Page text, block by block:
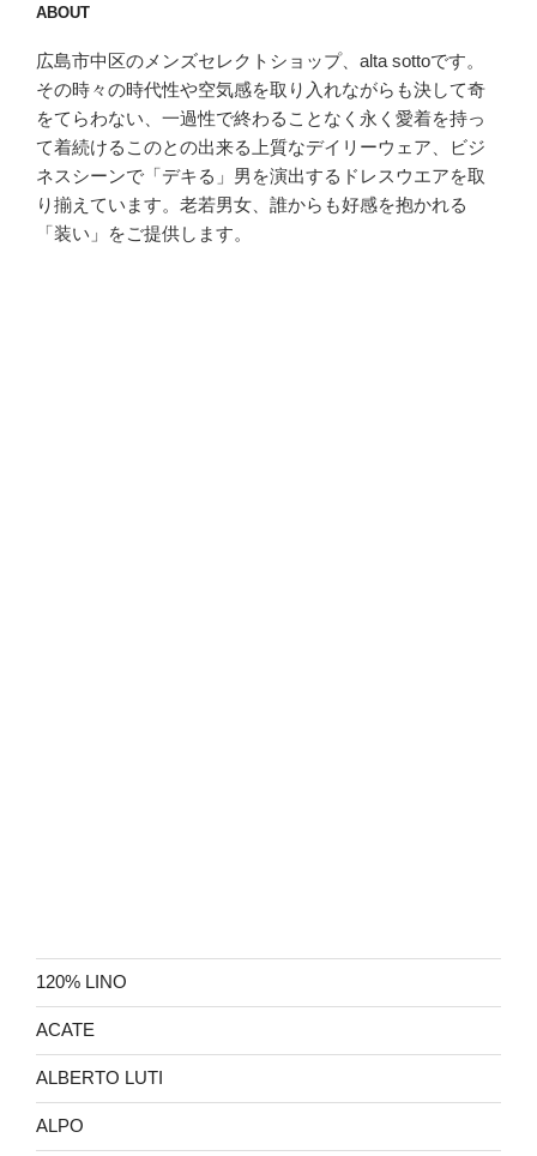
ABOUT
広島市中区のメンズセレクトショップ、alta sottoです。
その時々の時代性や空気感を取り入れながらも決して奇
をてらわない、一過性で終わることなく永く愛着を持っ
て着続けるこのとの出来る上質なデイリーウェア、ビジ
ネスシーンで「デキる」男を演出するドレスウエアを取
り揃えています。老若男女、誰からも好感を抱かれる
「装い」をご提供します。
120% LINO
ACATE
ALBERTO LUTI
ALPO